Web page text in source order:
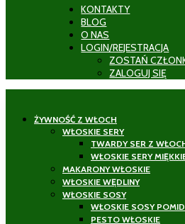
KONTAKTY
BLOG
O NAS
LOGIN/REJESTRACJA
ZOSTAŃ
ZALOGUJ SIĘ
ŻYWNOŚĆ Z WŁOCH
WŁOSKIE SERY
TWARDY SER Z
WŁOSKIE SERY
MAKARONY WŁOSKIE
WŁOSKIE WĘDLINY
WŁOSKIE SOSY
WŁOSKIE SOSY
PESTO WŁOSKIE